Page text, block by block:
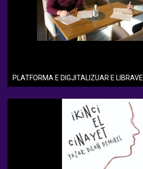
PLATFORMA E DIGJITALIZUAR E LIBRAVE